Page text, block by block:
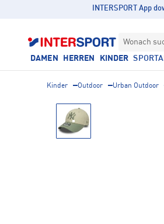
INTERSPORT App
Wonach
DAMEN HERREN KINDER
Kinder Outdoor Urban Outdoor